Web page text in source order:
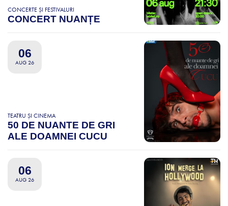
CONCERTE ȘI FESTIVALURI
CONCERT NUANȚE
06
AUG 26
TEATRU ȘI CINEMA
50 DE NUANTE DE GRI
ALE DOAMNEI CUCU
06
AUG 26